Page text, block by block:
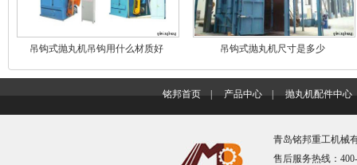
吊钩式抛丸机吊钩用什么材质好 吊钩式抛丸机尺寸是多少
铭邦首页 产品中心 抛丸机配件中心
青岛铭邦重工机械
售后服务热线：